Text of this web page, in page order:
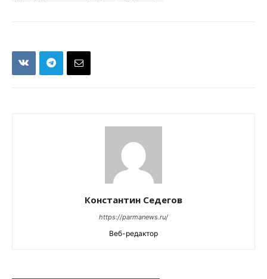
Константин Седегов
https://parmanews.ru/
Веб-редактор